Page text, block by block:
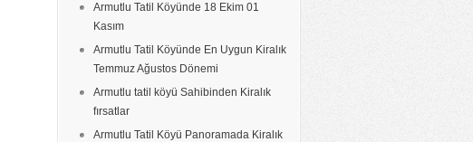
Armutlu Tatil Köyünde 18 Ekim 01
Kasım
Armutlu Tatil Köyünde En Uygun Kiralık
Temmuz Ağustos Dönemi
Armutlu tatil köyü Sahibinden Kiralık
fırsatlar
Armutlu Tatil Köyü Panoramada Kiralık